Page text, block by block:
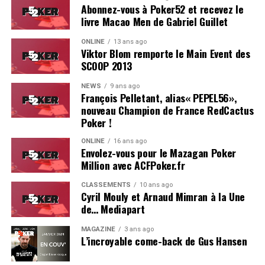
Soleau à gauche, sorti par Logghe au centre
Abonnez-vous à Poker52 et recevez le
livre Macao Men de Gabriel Guillet
ONLINE 13 ans ago
Viktor Blom remporte le Main Event des
SCOOP 2013
NEWS 9 ans ago
François Pelletant, alias« PEPEL56»,
nouveau Champion de France RedCactus
Poker !
ONLINE 16 ans ago
Envolez-vous pour le Mazagan Poker
Million avec ACFPoker.fr
CLASSEMENTS 10 ans ago
Cyril Mouly et Arnaud Mimran à la Une
de… Mediapart
MAGAZINE 3 ans ago
L’incroyable come-back de Gus Hansen